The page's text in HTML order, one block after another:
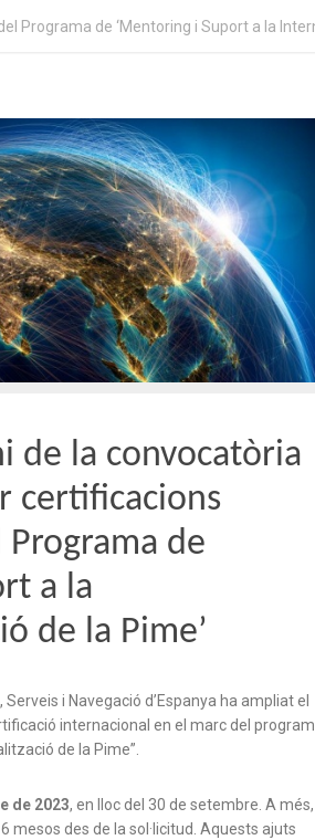
Programa de ‘Mentoring i Suport a la
de la convocatòria
certificacions
de
a la
de la Pime’
i Navegació d’Espanya ha ampliat el
internacional en el marc del
de la Pime”.
de 2023, en lloc del 30 de setembre. A més,
mesos des de la sol·licitud. Aquests ajuts